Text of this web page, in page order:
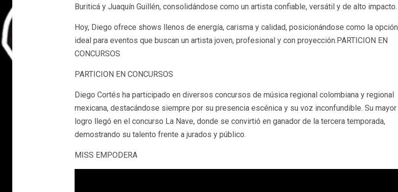
Buriticá y Juaquín Guillén, consolidándose como un artista confiable, versátil y de alto impacto.
Hoy, Diego ofrece shows llenos de energía, carisma y calidad, posicionándose como la opción
ideal para eventos que buscan un artista joven, profesional y con proyección.PARTICION EN
CONCURSOS
PARTICION EN CONCURSOS
Diego Cortés ha participado en diversos concursos de música regional colombiana y regional
mexicana, destacándose siempre por su presencia escénica y su voz inconfundible. Su mayor
logro llegó en el concurso La Nave, donde se convirtió en ganador de la tercera temporada,
demostrando su talento frente a jurados y público.
MISS EMPODERA